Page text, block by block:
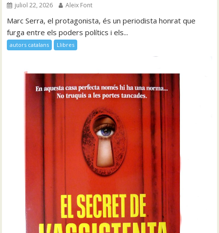
juliol 22, 2026 Aleix Font
Marc Serra, el protagonista, és un periodista honrat que
furga entre els poders polítics i els...
autors catalans Llibres